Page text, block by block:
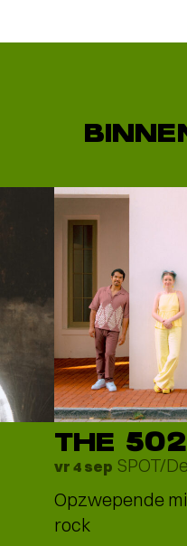
THE
vr 4 sep SPOT/
Opzwepende
rock